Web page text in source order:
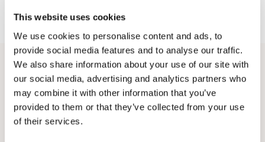
This website uses cookies
We use cookies to personalise content and ads, to
provide social media features and to analyse our traffic.
We also share information about your use of our site with
our social media, advertising and analytics partners who
may combine it with other information that you’ve
provided to them or that they’ve collected from your use
of their services.
Santé – tsjitsjing – proost!
Related events